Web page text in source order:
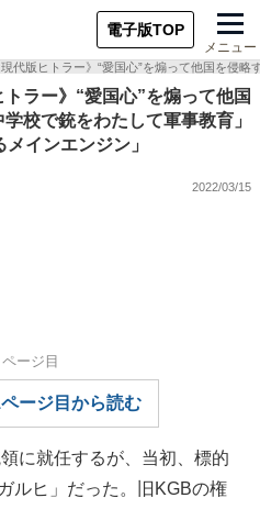
電子版TOP
メニュー
現代版ヒトラー》“愛国心”を煽って他国を侵
トラー》“愛国心”を煽って他国
校で銃をわたして軍事教育」
インエンジン」
2022/03/15
ページ目
ージ目から読む
に就任するが、当初、標的
ルヒ」だった。旧KGBの権